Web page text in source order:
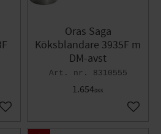
Gem som favorit
Oras Saga
Köksblandare 3935F m
DM-avst
8310555
1.654DKK
Gem